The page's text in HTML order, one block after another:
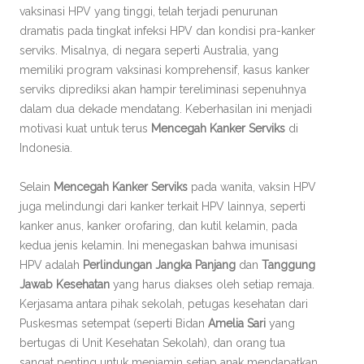
vaksinasi HPV yang tinggi, telah terjadi penurunan
dramatis pada tingkat infeksi HPV dan kondisi pra-kanker
serviks. Misalnya, di negara seperti Australia, yang
memiliki program vaksinasi komprehensif, kasus kanker
serviks diprediksi akan hampir tereliminasi sepenuhnya
dalam dua dekade mendatang. Keberhasilan ini menjadi
motivasi kuat untuk terus Mencegah Kanker Serviks di
Indonesia.
Selain Mencegah Kanker Serviks pada wanita, vaksin HPV
juga melindungi dari kanker terkait HPV lainnya, seperti
kanker anus, kanker orofaring, dan kutil kelamin, pada
kedua jenis kelamin. Ini menegaskan bahwa imunisasi
HPV adalah Perlindungan Jangka Panjang dan Tanggung
Jawab Kesehatan yang harus diakses oleh setiap remaja.
Kerjasama antara pihak sekolah, petugas kesehatan dari
Puskesmas setempat (seperti Bidan Amelia Sari yang
bertugas di Unit Kesehatan Sekolah), dan orang tua